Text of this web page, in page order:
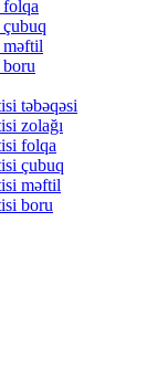
təbəqəsi
zolağı
folqa
çubuq
məftil
boru